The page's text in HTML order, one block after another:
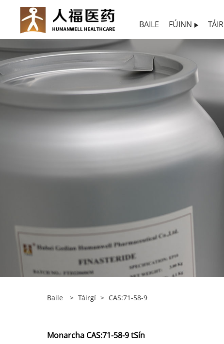
BAILE FÚINN
Baile > Táirgí > CAS:71-58-9
Monarcha CAS:71-58-9 tSín